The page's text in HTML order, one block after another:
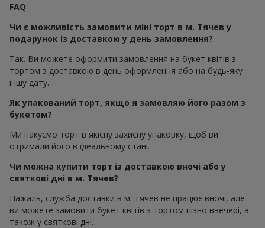
FAQ
Чи є можливість замовити міні торт в м. Тячев у
подарунок із доставкою у день замовлення?
Так. Ви можете оформити замовлення на букет квітів з
тортом з доставкою в день оформлення або на будь-яку
іншу дату.
Як упакований торт, якщо я замовляю його разом з
букетом?
Ми пакуємо торт в якісну захисну упаковку, щоб ви
отримали його в ідеальному стані.
Чи можна купити торт із доставкою вночі або у
святкові дні в м. Тячев?
Нажаль, служба доставки в м. Тячев не працює вночі, але
ви можете замовити букет квітів з тортом пізно ввечері, а
також у святкові дні.